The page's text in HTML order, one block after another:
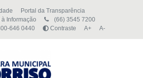
Portal da Transparência
à Informação
(66) 3545 7200
646 0440
Contraste A+ A-